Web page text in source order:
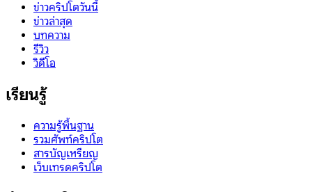
ข่าวคริปโตวันนี้
ข่าวล่าสุด
บทความ
รีวิว
วิดีโอ
เรียนรู้
ความรู้พื้นฐาน
รวมศัพท์คริปโต
สารบัญเหรียญ
เว็บเทรดคริปโต